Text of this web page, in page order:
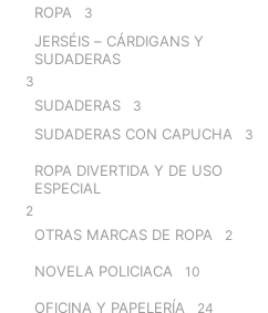
ROPA 3
JERSÉIS – CÁRDIGANS Y
SUDADERAS
3
SUDADERAS 3
SUDADERAS CON CAPUCHA 3
ROPA DIVERTIDA Y DE USO
ESPECIAL
2
OTRAS MARCAS DE ROPA 2
NOVELA POLICIACA 10
OFICINA Y PAPELERÍA 24